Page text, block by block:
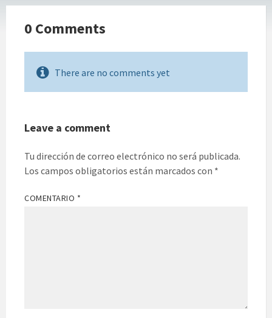
0 Comments
There are no comments yet
Leave a comment
Tu dirección de correo electrónico no será publicada.
Los campos obligatorios están marcados con *
COMENTARIO *